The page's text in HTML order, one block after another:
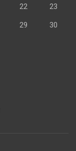
22 23
29 30